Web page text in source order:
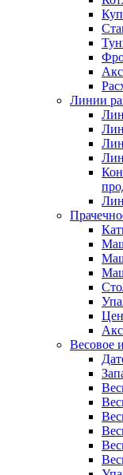
Линии
Весовое